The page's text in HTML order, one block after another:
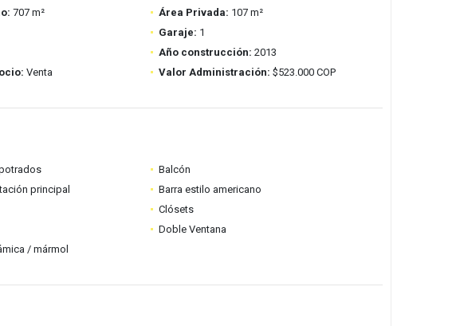
707 m² Área Privada: 107 m²
Garaje: 1
Año construcción: 2013
Venta Valor Administración: $523.000 COP
Balcón
principal
Barra estilo americano
Clósets
Doble Ventana
/ mármol